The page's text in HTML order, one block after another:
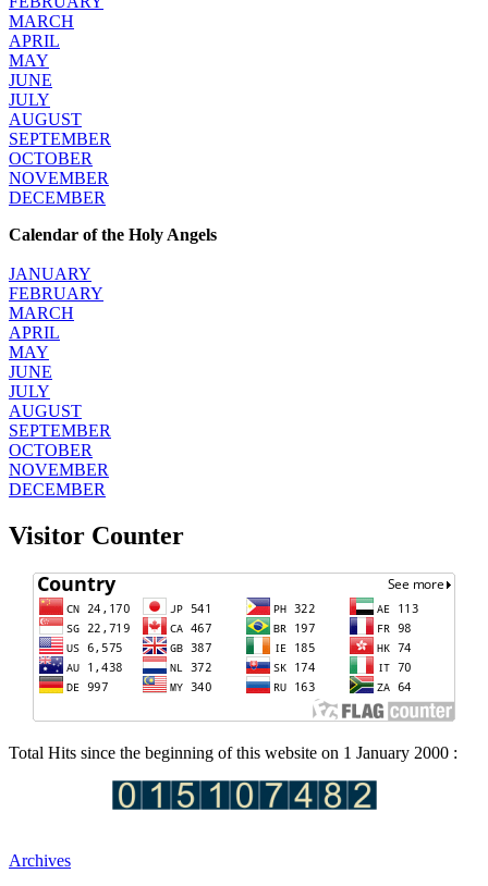
MARCH
APRIL
MAY
JUNE
JULY
AUGUST
SEPTEMBER
OCTOBER
NOVEMBER
DECEMBER
Calendar of the Holy Angels
JANUARY
FEBRUARY
MARCH
APRIL
MAY
JUNE
JULY
AUGUST
SEPTEMBER
OCTOBER
NOVEMBER
DECEMBER
Visitor Counter
Total Hits since the beginning of this website on 1 January 2000 :
Archives